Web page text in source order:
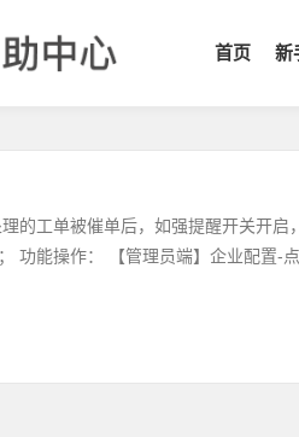
首页 新
的工单被催单后，如强提醒开关开启
功能操作： 【管理员端】企业配置-